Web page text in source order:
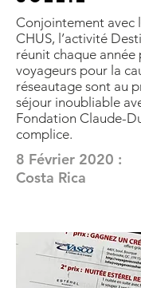
Conjointement avec
CHUS, l’activité
réunit chaque année
voyageurs pour la
réseautage sont au
séjour inoubliable
Fondation Claude-
complice.
8 Février 2020 :
Costa Rica